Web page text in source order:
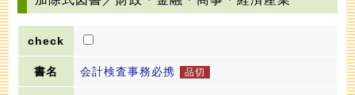
会計検査事務必携